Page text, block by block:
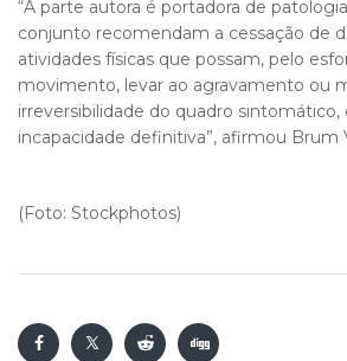
“A parte autora é portadora de
conjunto recomendam a cessação de
atividades físicas que possam, pelo
movimento, levar ao agravamento ou
irreversibilidade do quadro sintomático,
incapacidade definitiva”, afirmou Brum
(Foto: Stockphotos)